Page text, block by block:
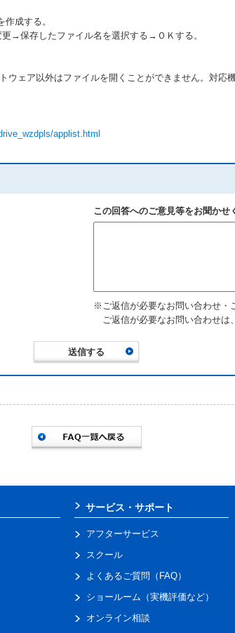
成する。
→保存したファイル名を選択する→ＯＫする。
ウェア以外はファイルを開くことができません。対応
applist.html
この回答へのご意見等をお聞かせ
※ご返信が必要なお問い合わせ・
ご返信が必要なお問い合わせは、
サービス・サポート
アフターサービス
スクール
よくあるご質問（FAQ）
ショールーム（実機評価など）
オンライン相談